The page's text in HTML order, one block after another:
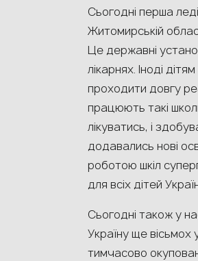
Сьогодні перша
Житомирській
Це державні
лікарнях. Іноді
проходити довгу
працюють такі
лікуватись, і
додавались нові
роботою шкіл
для всіх дітей
Сьогодні також у
Україну ще вісьмох
тимчасово